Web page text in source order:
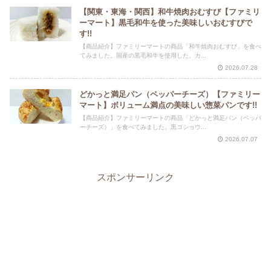
【関東・東海・関西】和牛焼肉おむすび【ファミリ
ーマート】黒毛和牛を使った美味しいおむすびで
す!!
【商品紹介】ファミリーマートの商品「和牛焼肉おむすび」を食べ
てみました。国産の黒毛和牛を使用した、カ...
2026.07.28
どかっと満足パン（ペッパーチーズ）【ファミリー
マート】ボリューム満点の美味しい惣菜パンです!!
【商品紹介】ファミリーマートの商品「どかっと満足パン（ペッパ
ーチーズ）」を食べてみました。黒コショウ...
2026.07.07
スポンサーリンク